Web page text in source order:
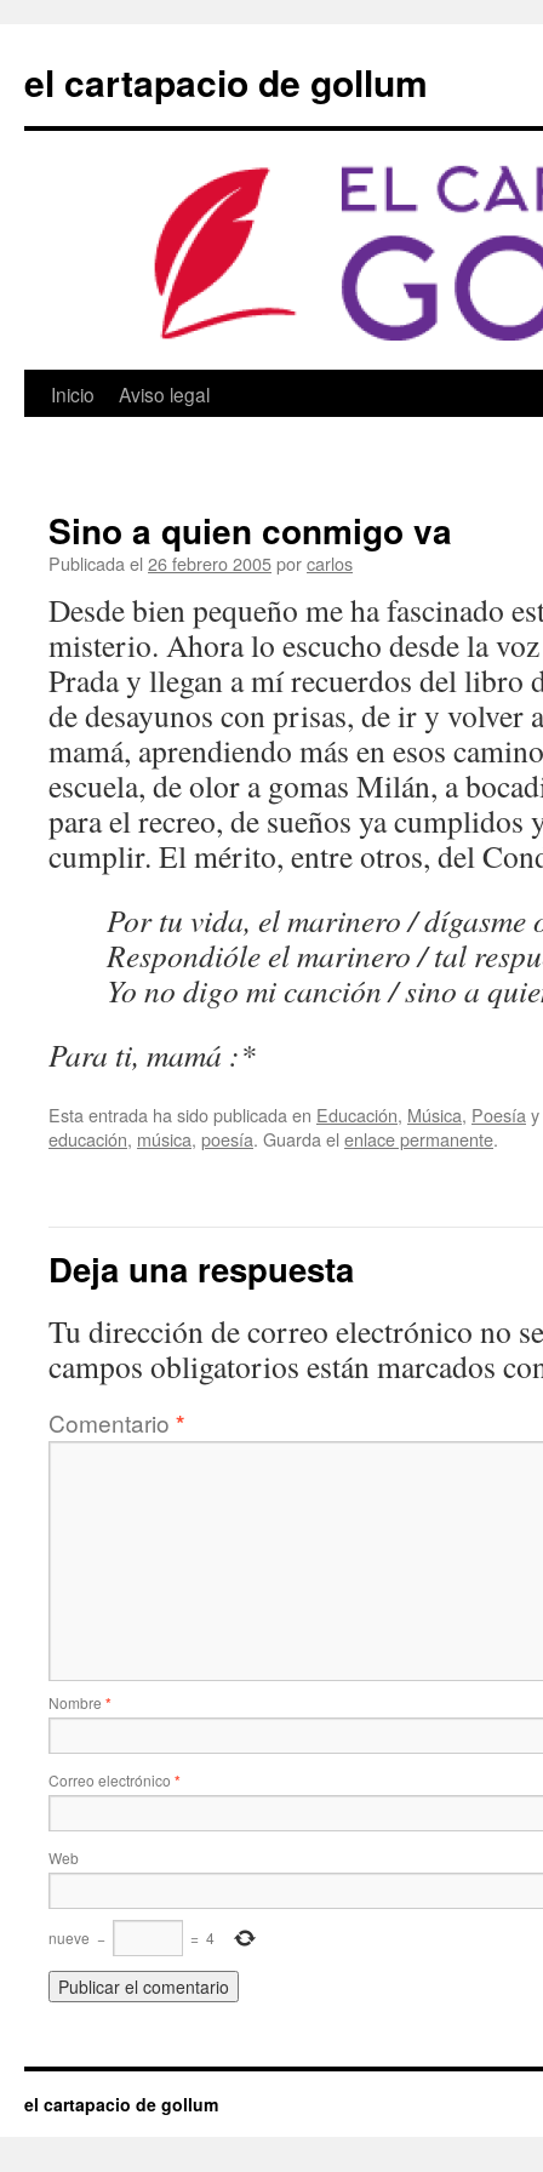
contenido
el cartapacio de gollum
Inicio Aviso legal
Sino a quien conmigo va
Publicada el 26 febrero 2005porcarlos
Desde bien pequeño me ha fascinado
misterio. Ahora lo escucho desde la
Prada y llegan a mí recuerdos del libro
de desayunos con prisas, de ir y volver
mamá, aprendiendo más en esos
escuela, de olor a gomas Milán, a
para el recreo, de sueños ya cumplidos
cumplir. El mérito, entre otros, del
Por tu vida, el marinero / dígasme
Respondióle el marinero / tal
Yo no digo mi canción / sino a
Para ti, mamá :*
Esta entrada ha sido publicada en Educación, Música, Poesía
educación, música, poesía. Guarda el enlace permanente.
Deja una respuesta
Tu dirección de correo electrónico no
campos obligatorios están marcados
Comentario *
Nombre *
Correo electrónico *
Web
nueve − = 4
el cartapacio de gollum